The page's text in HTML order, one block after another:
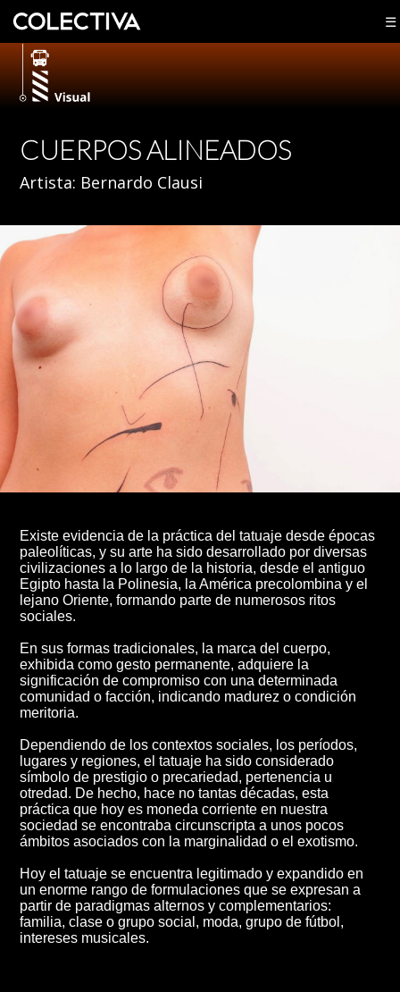
☰
CUERPOS ALINEADOS
Artista: Bernardo Clausi
Existe evidencia de la práctica del tatuaje desde épocas
paleolíticas, y su arte ha sido desarrollado por diversas
civilizaciones a lo largo de la historia, desde el antiguo
Egipto hasta la Polinesia, la América precolombina y el
lejano Oriente, formando parte de numerosos ritos
sociales.
En sus formas tradicionales, la marca del cuerpo,
exhibida como gesto permanente, adquiere la
significación de compromiso con una determinada
comunidad o facción, indicando madurez o condición
meritoria.
Dependiendo de los contextos sociales, los períodos,
lugares y regiones, el tatuaje ha sido considerado
símbolo de prestigio o precariedad, pertenencia u
otredad. De hecho, hace no tantas décadas, esta
práctica que hoy es moneda corriente en nuestra
sociedad se encontraba circunscripta a unos pocos
ámbitos asociados con la marginalidad o el exotismo.
Hoy el tatuaje se encuentra legitimado y expandido en
un enorme rango de formulaciones que se expresan a
partir de paradigmas alternos y complementarios:
familia, clase o grupo social, moda, grupo de fútbol,
intereses musicales.